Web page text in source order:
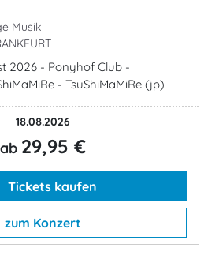
Musik
2026 - Ponyhof Club -
- TsuShiMaMiRe (jp)
18.08.2026
ab 29,95 €
Tickets kaufen
zum Konzert